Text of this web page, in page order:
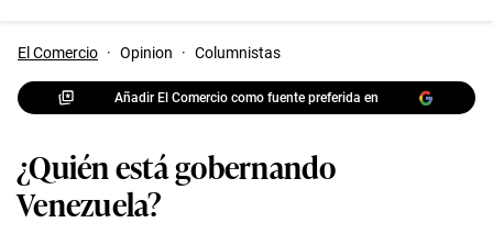
El Comercio · Opinion · Columnistas
Añadir El Comercio como fuente preferida en
¿Quién está gobernando
Venezuela?